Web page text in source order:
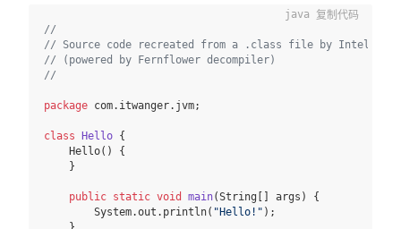
//
// Source code recreated from a .class file by IntelliJ
// (powered by Fernflower decompiler)
//
package com.itwanger.jvm;
class Hello {
    Hello() {
    }
public static void main(String[] args)
{
        System.out.println(
"Hello!" );
复制代码